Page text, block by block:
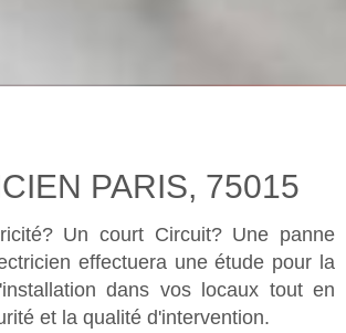
PARIS, 75015
Un court Circuit? Une panne
effectuera une étude pour la
dans vos locaux tout en
et la qualité d'intervention.